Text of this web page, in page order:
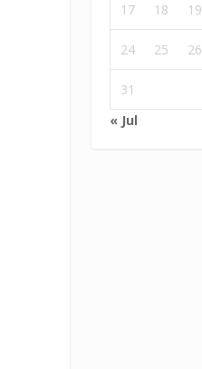
17 18 19
24 25 26
31
« Jul